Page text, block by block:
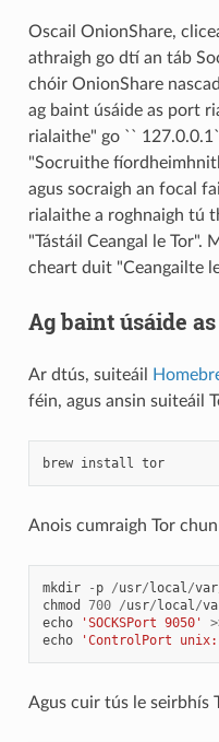
Oscail OnionShare,
athraigh go dtí an táb
chóir OnionShare
ag baint úsáide as port
rialaithe" go ``
"Socruithe
agus socraigh an focal
rialaithe a roghnaigh tú
"Tástáil Ceangal le Tor".
cheart duit "Ceangailte
Ag baint úsáide
Ar dtús, suiteáil
féin, agus ansin suiteáil
brew install tor
Anois cumraigh Tor
mkdir - p /usr/local /var
chmod
700 /usr/local /
echo
'SOCKSPort 9050'
echo
'ControlPort
Agus cuir tús le seirbhís